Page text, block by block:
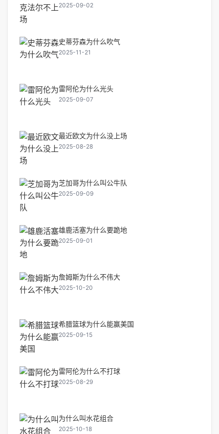
2025-09-02
史蒂芬森为什么吹气
2025-11-21
雷阿伦为什么光头
2025-09-07
最近欧文为什么没上场
2025-08-28
芝加哥为什么叫公牛队
2025-09-09
雄鹿活塞为什么要跪地
2025-09-01
詹姆斯为什么不伟大
2025-10-20
希腊篮球为什么能赢美国
2025-09-15
雷阿伦为什么不打球
2025-08-29
为什么叫水花组合
2025-10-18